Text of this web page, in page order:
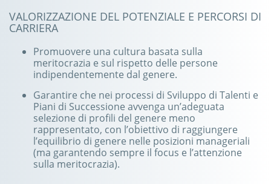
VALORIZZAZIONE DEL POTENZIALE E PERCORSI DI
CARRIERA
Promuovere una cultura basata sulla
meritocrazia e sul rispetto delle persone
indipendentemente dal genere.
Garantire che nei processi di Sviluppo di Talenti e
Piani di Successione avvenga un’adeguata
selezione di profili del genere meno
rappresentato, con l’obiettivo di raggiungere
l’equilibrio di genere nelle posizioni manageriali
(ma garantendo sempre il focus e l’attenzione
sulla meritocrazia).